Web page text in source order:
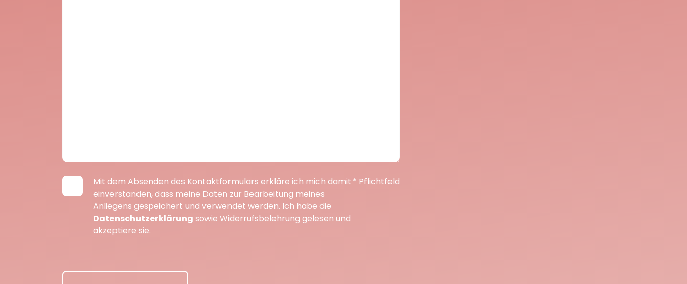
Mit dem Absenden des Kontaktformulars erkläre ich mich damit
einverstanden, dass meine Daten zur Bearbeitung meines
Anliegens gespeichert und verwendet werden. Ich habe die
Datenschutzerklärung sowie Widerrufsbelehrung gelesen und
akzeptiere sie.
* Pflichtfeld